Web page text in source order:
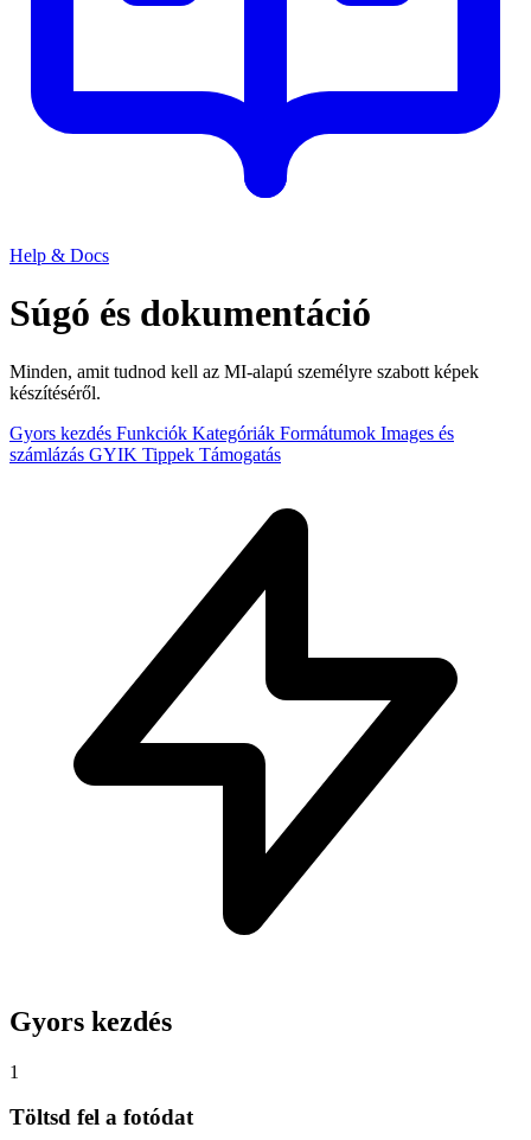
Help & Docs
Súgó és dokumentáció
Minden, amit tudnod kell az MI-alapú személyre szabott képek
készítéséről.
Gyors kezdés Funkciók Kategóriák Formátumok Images és
számlázás GYIK Tippek Támogatás
Gyors kezdés
1
Töltsd fel a fotódat